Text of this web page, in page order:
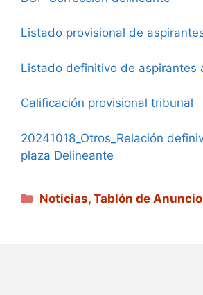
Listado provisional de
Listado definitivo de aspirantes
Calificación provisional tribunal
20241018_Otros_Relación
plaza Delineante
Categorías
Noticias,Tablón de